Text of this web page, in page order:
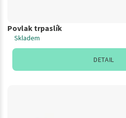
Povlak trpaslík
Skladem
DETAIL